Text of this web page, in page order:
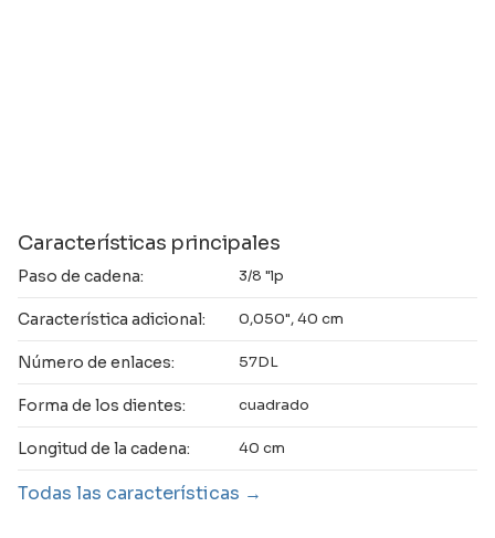
Características principales
Paso de cadena: 3/8 "lp
Característica adicional: 0,050", 40 cm
Número de enlaces: 57DL
Forma de los dientes: cuadrado
Longitud de la cadena: 40 cm
Todas las características